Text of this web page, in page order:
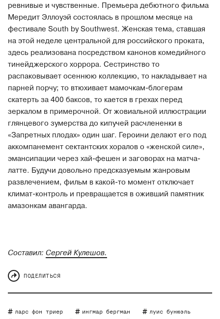
ревнивые и чувственные. Премьера дебютного фильма
Мередит Эллоуэй состоялась в прошлом месяце на
фестивале South by Southwest. Женская тема, ставшая
на этой неделе центральной для российского проката,
здесь реализована посредством канонов комедийного
тинейджерского хоррора. Сестринство то
распаковывает осеннюю коллекцию, то накладывает на
парней порчу; то втюхивает мамочкам-блогерам
скатерть за 400 баксов, то кается в грехах перед
зеркалом в примерочной. От жовиальной иллюстрации
глянцевого зумерства до кипучей расчлененки в
«Запретных плодах» один шаг. Героини делают его под
аккомпанемент сектантских хоралов о «женской силе»,
эмансипации через хай-фешен и заговорах на матча-
латте. Будучи довольно предсказуемым жанровым
развлечением, фильм в какой-то момент отключает
климат-контроль и превращается в оживший памятник
амазонкам авангарда.
Составил: Сергей Кулешов.
ПОДЕЛИТЬСЯ
ларс фон триер ингмар бергман
луис бунюэль